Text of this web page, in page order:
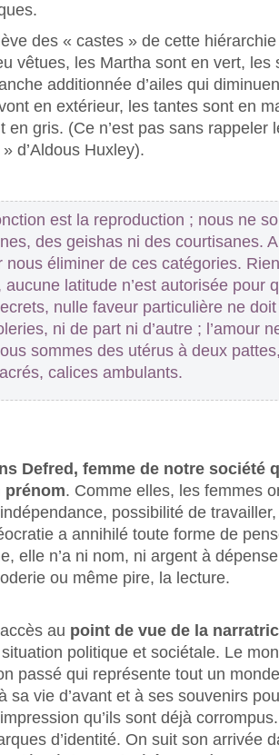
des « castes » de cette
vêtues, les Martha sont en vert, les
additionnée d’ailes qui
en extérieur, les tantes sont en
en gris. (Ce n’est pas sans rappeler
d’Aldous Huxley).
est la reproduction ; nous ne
des geishas ni des courtisanes.
nous éliminer de ces catégories.
aucune latitude n’est autorisée pour
nulle faveur particulière ne
ni de part ni d’autre ; l’amour
sommes des utérus à deux
calices ambulants.
Defred, femme de notre société
prénom. Comme elles, les femmes
possibilité de
a annihilé toute forme de
elle n’a ni nom, ni argent à
ou même pire, la lecture.
au point de vue de la
politique et sociétale. Le
passé qui représente tout un
sa vie d’avant et à ses souvenirs
qu’ils sont déjà
d’identité. On suit son arrivée